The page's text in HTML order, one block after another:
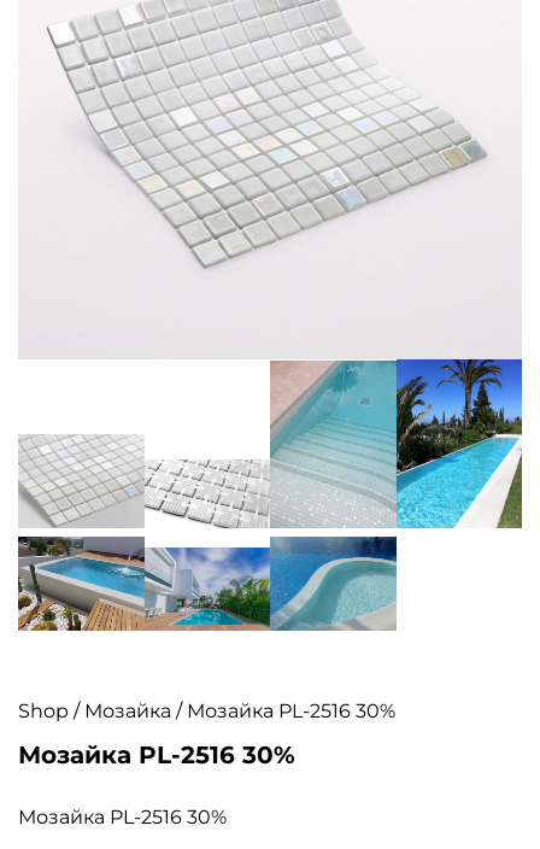
Shop / Мозайка / Мозайка PL-2516 30%
Мозайка PL-2516 30%
Мозайка PL-2516 30%